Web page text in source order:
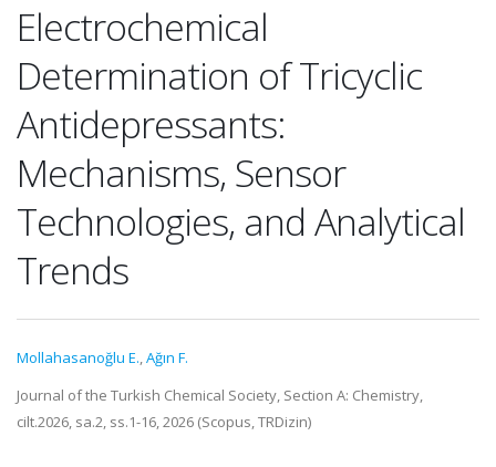
Electrochemical
Determination of Tricyclic
Antidepressants:
Mechanisms, Sensor
Technologies, and Analytical
Trends
Mollahasanoğlu E.,Ağın F.
Journal of the Turkish Chemical Society, Section A: Chemistry,
cilt.2026, sa.2, ss.1-16, 2026 (Scopus, TRDizin)